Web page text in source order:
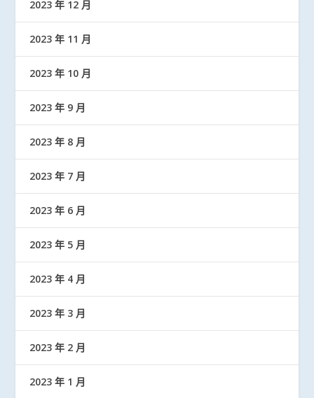
2023 年 12 月
2023 年 11 月
2023 年 10 月
2023 年 9 月
2023 年 8 月
2023 年 7 月
2023 年 6 月
2023 年 5 月
2023 年 4 月
2023 年 3 月
2023 年 2 月
2023 年 1 月